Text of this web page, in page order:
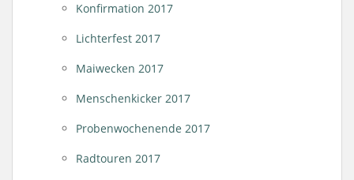
Konfirmation 2017
Lichterfest 2017
Maiwecken 2017
Menschenkicker 2017
Probenwochenende 2017
Radtouren 2017